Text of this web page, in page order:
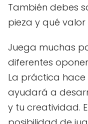
También debes
pieza y qué
Juega muchas
diferentes
La práctica
ayudará a
y tu creatividad.